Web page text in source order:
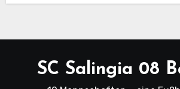
SC Salingia 08